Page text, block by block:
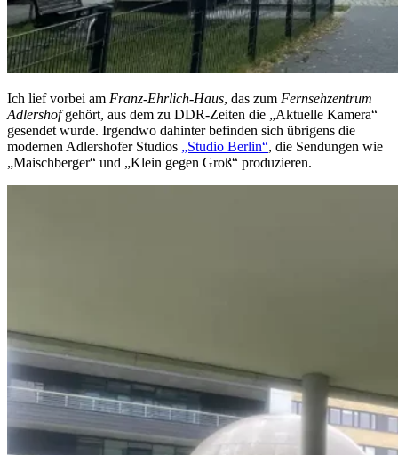
Ich lief vorbei am Franz-Ehrlich-Haus, das zum Fernsehzentrum
Adlershofgehört, aus dem zu DDR-Zeiten die „Aktuelle Kamera“
gesendet wurde. Irgendwo dahinter befinden sich übrigens die
modernen Adlershofer Studios „Studio Berlin“, die Sendungen wie
„Maischberger“ und „Klein gegen Groß“ produzieren.